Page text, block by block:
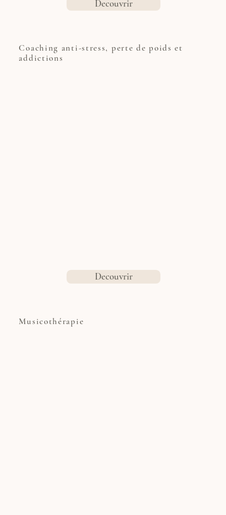
Decouvrir
Coaching anti-stress, perte de poids et
addictions
Decouvrir
Musicothérapie